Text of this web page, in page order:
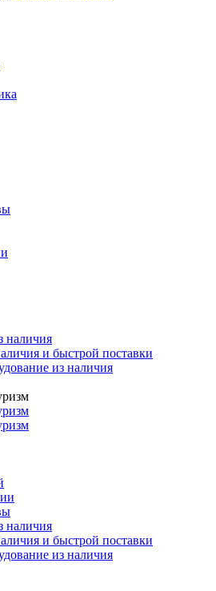
и быстрой поставки
и быстрой поставки